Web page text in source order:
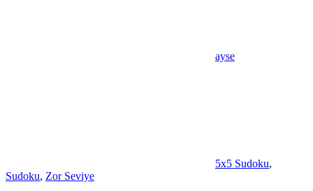
ayse
5x5 Sudoku,
Sudoku, Zor Seviye